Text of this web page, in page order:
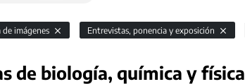
de imágenes Entrevistas, ponencia y exposición
de biología, química y física